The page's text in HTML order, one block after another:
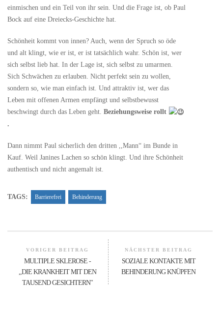
einmischen und ein Teil von ihr sein. Und die Frage ist, ob Paul
Bock auf eine Dreiecks-Geschichte hat.
Schönheit kommt von innen? Auch, wenn der Spruch so öde
und alt klingt, wie er ist, er ist tatsächlich wahr. Schön ist, wer
sich selbst lieb hat. In der Lage ist, sich selbst zu umarmen.
Sich Schwächen zu erlauben. Nicht perfekt sein zu wollen,
sondern so, wie man einfach ist. Und attraktiv ist, wer das
Leben mit offenen Armen empfängt und selbstbewusst
beschwingt durch das Leben geht. Beziehungsweise rollt
.
Dann nimmt Paul sicherlich den dritten ,,Mann“ im Bunde in
Kauf. Weil Janines Lachen so schön klingt. Und ihre Schönheit
authentisch und nicht angemalt ist.
TAGS: Barrierefrei Behinderung
VORIGER BEITRAG
MULTIPLE SKLEROSE -
,,DIE KRANKHEIT MIT DEN
TAUSEND GESICHTERN"
NÄCHSTER BEITRAG
SOZIALE KONTAKTE MIT
BEHINDERUNG KNÜPFEN